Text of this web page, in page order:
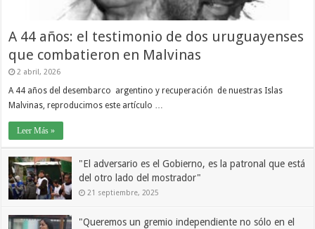
A 44 años: el testimonio de dos uruguayenses
que combatieron en Malvinas
2 abril, 2026
A 44 años del desembarco argentino y recuperación de nuestras Islas
Malvinas, reproducimos este artículo …
Leer Más »
"El adversario es el Gobierno, es la patronal que está
del otro lado del mostrador"
21 septiembre, 2025
"Queremos un gremio independiente no sólo en el